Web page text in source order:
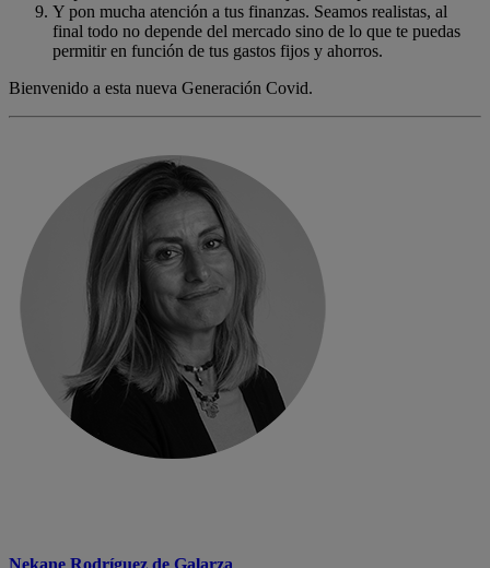
Y pon mucha atención a tus finanzas. Seamos realistas, al
final todo no depende del mercado sino de lo que te puedas
permitir en función de tus gastos fijos y ahorros.
Bienvenido a esta nueva Generación Covid.
Nekane Rodríguez de Galarza